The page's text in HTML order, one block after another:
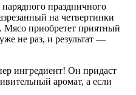
праздничного
на четвертинки
Мясо приобретет приятный
не раз, и результат —
ингредиент! Он придаст
аромат, а если